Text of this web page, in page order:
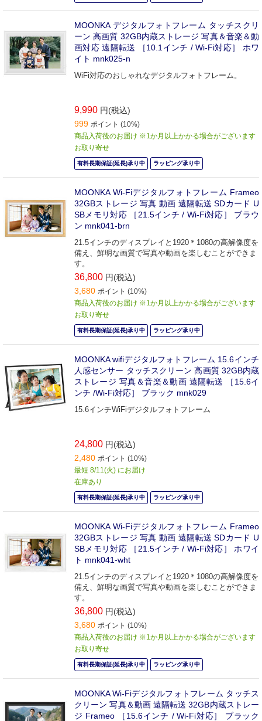
MOONKA デジタルフォトフレーム タッチスクリ
ーン 高画質 32GB内蔵ストレージ 写真＆音楽＆動
画対応 遠隔転送 ［10.1インチ / Wi-Fi対応］ ホワ
イト mnk025-n
WiFi対応のおしゃれなデジタルフォトフレーム。
9,990 円(税込)
999 ポイント (10%)
商品入荷後のお届け ※1か月以上かかる場合がございます
お取り寄せ
有料長期保証(延長)承り中 ラッピング承り中
MOONKA Wi-Fiデジタルフォトフレーム Frameo
32GBストレージ 写真 動画 遠隔転送 SDカード U
SBメモリ対応 ［21.5インチ / Wi-Fi対応］ ブラウ
ン mnk041-brn
21.5インチのディスプレイと1920＊1080の高解像度を
備え、鮮明な画質で写真や動画を楽しむことができま
す。
36,800 円(税込)
3,680 ポイント (10%)
商品入荷後のお届け ※1か月以上かかる場合がございます
お取り寄せ
有料長期保証(延長)承り中 ラッピング承り中
MOONKA wifiデジタルフォトフレーム 15.6インチ
人感センサー タッチスクリーン 高画質 32GB内蔵
ストレージ 写真＆音楽＆動画 遠隔転送 ［15.6イ
ンチ /Wi-Fi対応］ ブラック mnk029
15.6インチWiFiデジタルフォトフレーム
24,800 円(税込)
2,480 ポイント (10%)
最短 8/11(火) にお届け
在庫あり
有料長期保証(延長)承り中 ラッピング承り中
MOONKA Wi-Fiデジタルフォトフレーム Frameo
32GBストレージ 写真 動画 遠隔転送 SDカード U
SBメモリ対応 ［21.5インチ / Wi-Fi対応］ ホワイ
ト mnk041-wht
21.5インチのディスプレイと1920＊1080の高解像度を
備え、鮮明な画質で写真や動画を楽しむことができま
す。
36,800 円(税込)
3,680 ポイント (10%)
商品入荷後のお届け ※1か月以上かかる場合がございます
お取り寄せ
有料長期保証(延長)承り中 ラッピング承り中
MOONKA Wi-Fiデジタルフォトフレーム タッチス
クリーン 写真＆動画 遠隔転送 32GB内蔵ストレー
ジ Frameo ［15.6インチ / Wi-Fi対応］ ブラック